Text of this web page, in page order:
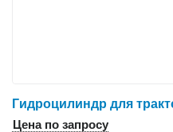
Цена по запросу